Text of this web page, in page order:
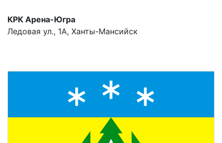
КРК Арена-Югра
Ледовая ул., 1А, Ханты-Мансийск